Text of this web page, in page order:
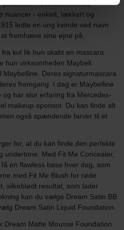
revolutionerende
nuancer - enkelt, lækkert og
ledte en ung kvinde ved navn
fremhæve sine øjne på.
kul fik hun skabt en mascara.
hun virksomheden Maybell
Deres signaturmascara
fremgang. I dag er Maybelline
har stor erfaring fra Mercedes-
makeup-sponsor. Du kan finde alt
også spændende farver til et
for, at du kan finde den perfekte
undertone. Med Fit Me Concealer,
en flawless base hver dag, som
med Fit Me Blush for røde
silkeblødt resultat, som lader
kan du vælge Dream Satin BB
Dream Satin Liquid Foundation.
Dream Matte Mousse Foundation